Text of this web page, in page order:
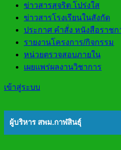
ข่าวสารสุจริต โปร่งใส
ข่าวสารโรงเรียนในสังกัด
ประกาศ คำสั่ง หนังสือราชก
รายงานโครงการ/กิจกรรม
หน่วยตรวจสอบภายใน
เผยแพร่ผลงานวิชาการ
เข้าสู่ระบบ
ผู้บริหาร สพม.กาฬสินธุ์